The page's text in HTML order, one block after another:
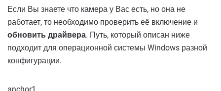
Если Вы знаете что камера у Вас есть, но она не
работает, то необходимо проверить её включение и
обновить драйвера. Путь, который описан ниже
подходит для операционной системы Windows разной
конфигурации.